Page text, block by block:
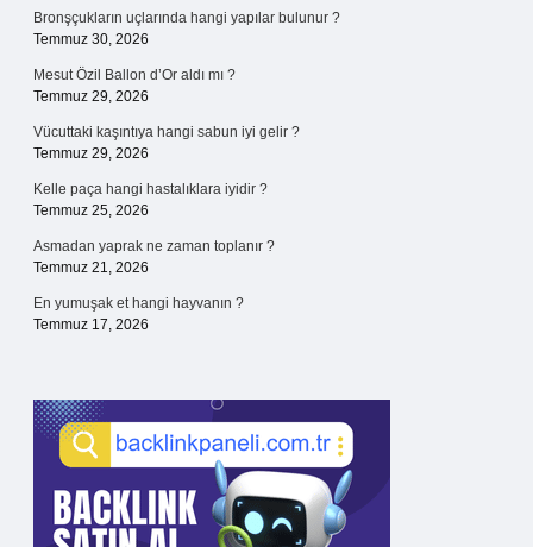
Bronşçukların uçlarında hangi yapılar bulunur ?
Temmuz 30, 2026
Mesut Özil Ballon d’Or aldı mı ?
Temmuz 29, 2026
Vücuttaki kaşıntıya hangi sabun iyi gelir ?
Temmuz 29, 2026
Kelle paça hangi hastalıklara iyidir ?
Temmuz 25, 2026
Asmadan yaprak ne zaman toplanır ?
Temmuz 21, 2026
En yumuşak et hangi hayvanın ?
Temmuz 17, 2026